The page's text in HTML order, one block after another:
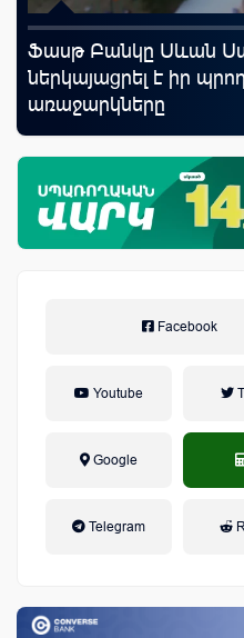
Ֆասթ Բանկը Սևան
ներկայացրել է իր
առաջարկները
Facebook
Youtube
Google
Telegram